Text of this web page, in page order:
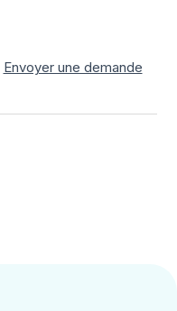
Envoyer une demande